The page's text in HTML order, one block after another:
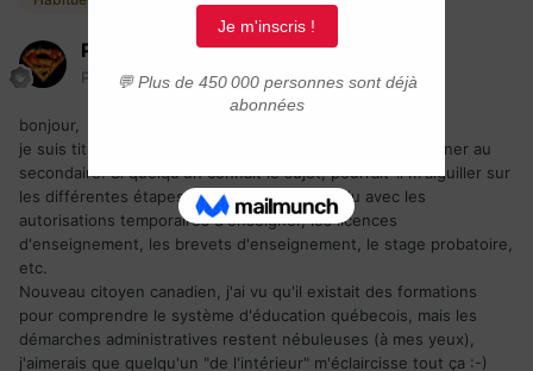
Pulsar-J1748
Posté(e)9 mars 2015
bonjour,
je suis titulaire d'un doctorat (chimie) et j'aimerais enseigner au
secondaire. Si quelqu'un connait le sujet, pourrait-il m'aiguiller sur
les différentes étapes ? Je suis un peu perdu avec les
autorisations temporaires d'enseigner, les licences
d'enseignement, les brevets d'enseignement, le stage probatoire,
etc.
Nouveau citoyen canadien, j'ai vu qu'il existait des formations
pour comprendre le système d'éducation québecois, mais les
démarches administratives restent nébuleuses (à mes yeux),
j'aimerais que quelqu'un "de l'intérieur" m'éclaircisse tout ça :-)